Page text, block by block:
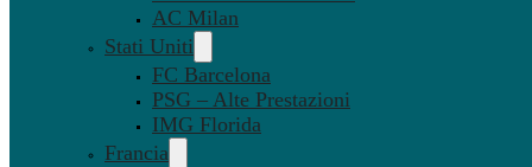
AC Milan
Stati Uniti
FC Barcelona
PSG – Alte Prestazioni
IMG Florida
Francia